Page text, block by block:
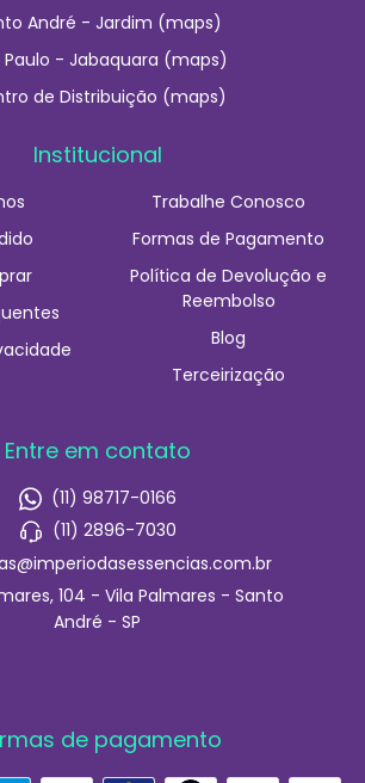
André - Jardim (maps)
Paulo - Jabaquara (maps)
de Distribuição (maps)
Institucional
Trabalhe Conosco
Formas de Pagamento
Política de Devolução e
Reembolso
Blog
Terceirização
Entre em contato
(11) 98717-0166
(11) 2896-7030
104 - Vila Palmares - Santo
André - SP
de pagamento